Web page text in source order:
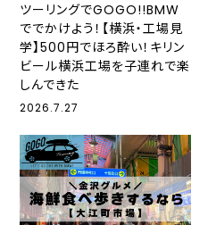
ツーリングでGOGO!!BMW
ででかけよう！【横浜・工場見
学】500円でほろ酔い！キリン
ビール横浜工場を子連れで楽
しんできた
2026.7.27